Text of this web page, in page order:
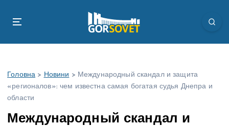
Головна > Новини > Международный скандал и защита
«регионалов»: чем известна самая богатая судья Днепра и
области
Международный скандал и